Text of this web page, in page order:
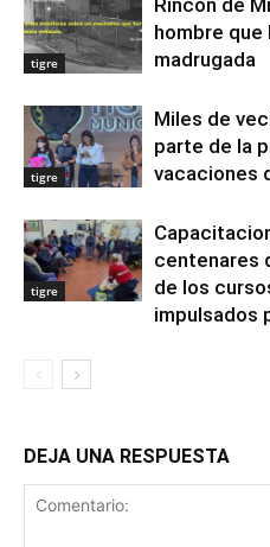
tigre
Rincón de
hombre que
madrugada
tigre
Miles de
parte de la
vacaciones
tigre
centenares
de los
impulsados
DEJA UNA RESPUESTA